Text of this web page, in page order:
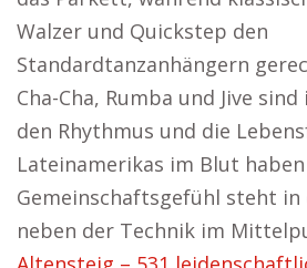
Walzer und Quickstep den
Standardtanzanhängern
Cha-Cha, Rumba und Jive
den Rhythmus und die
Lateinamerikas im Blut
Gemeinschaftsgefühl steht in
neben der Technik im